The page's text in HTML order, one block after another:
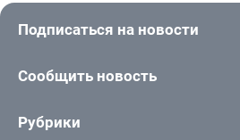
Подписаться на новости
Сообщить новость
Рубрики